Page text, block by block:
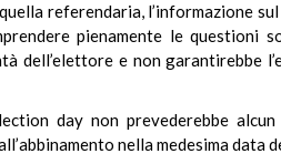
referendaria, l’informazione
pienamente le questioni
dell’elettore e non garantirebbe
day non prevederebbe
nella medesima data